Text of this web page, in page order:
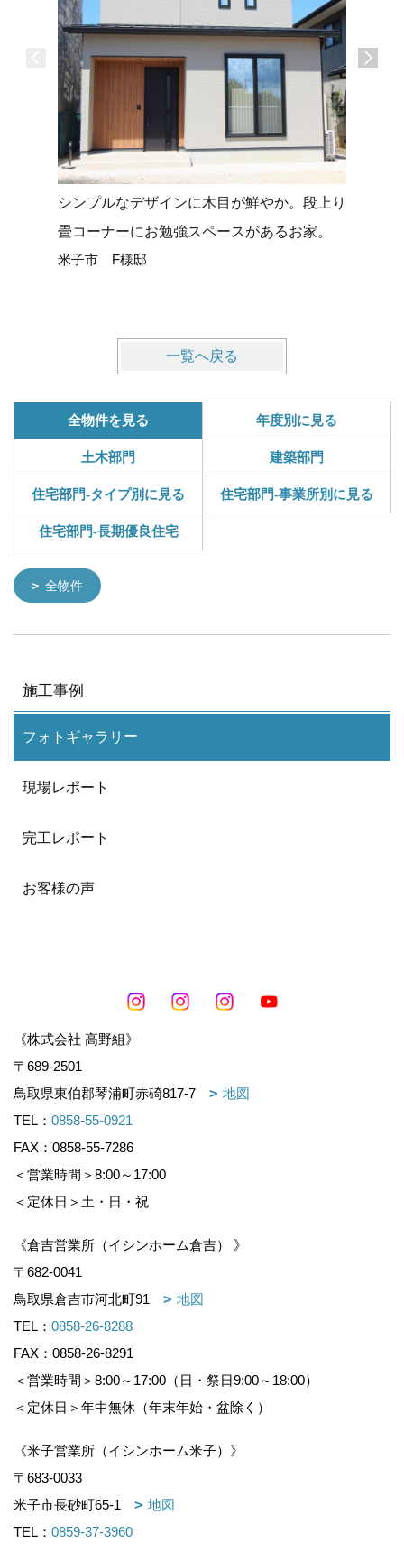
シンプルなデザインに木目が鮮やか。段上り
畳コーナーにお勉強スペースがあるお家。
米子市 F様邸
一覧へ戻る
全物件を見る 年度別に見る
土木部門 建築部門
住宅部門-タイプ別に見る 住宅部門-事業所別に見る
住宅部門-長期優良住宅
全物件
施工事例
フォトギャラリー
現場レポート
完工レポート
お客様の声
《株式会社 高野組》
〒689-2501
鳥取県東伯郡琴浦町赤碕817-7
地図
TEL： 0858-55-0921
FAX：0858-55-7286
＜営業時間＞8:00～17:00
＜定休日＞土・日・祝
《倉吉営業所（イシンホーム倉吉） 》
〒682-0041
鳥取県倉吉市河北町91
地図
TEL： 0858-26-8288
FAX：0858-26-8291
＜営業時間＞8:00～17:00（日・祭日9:00～18:00）
＜定休日＞年中無休（年末年始・盆除く）
《米子営業所（イシンホーム米子）》
〒683-0033
米子市長砂町65-1
地図
TEL： 0859-37-3960